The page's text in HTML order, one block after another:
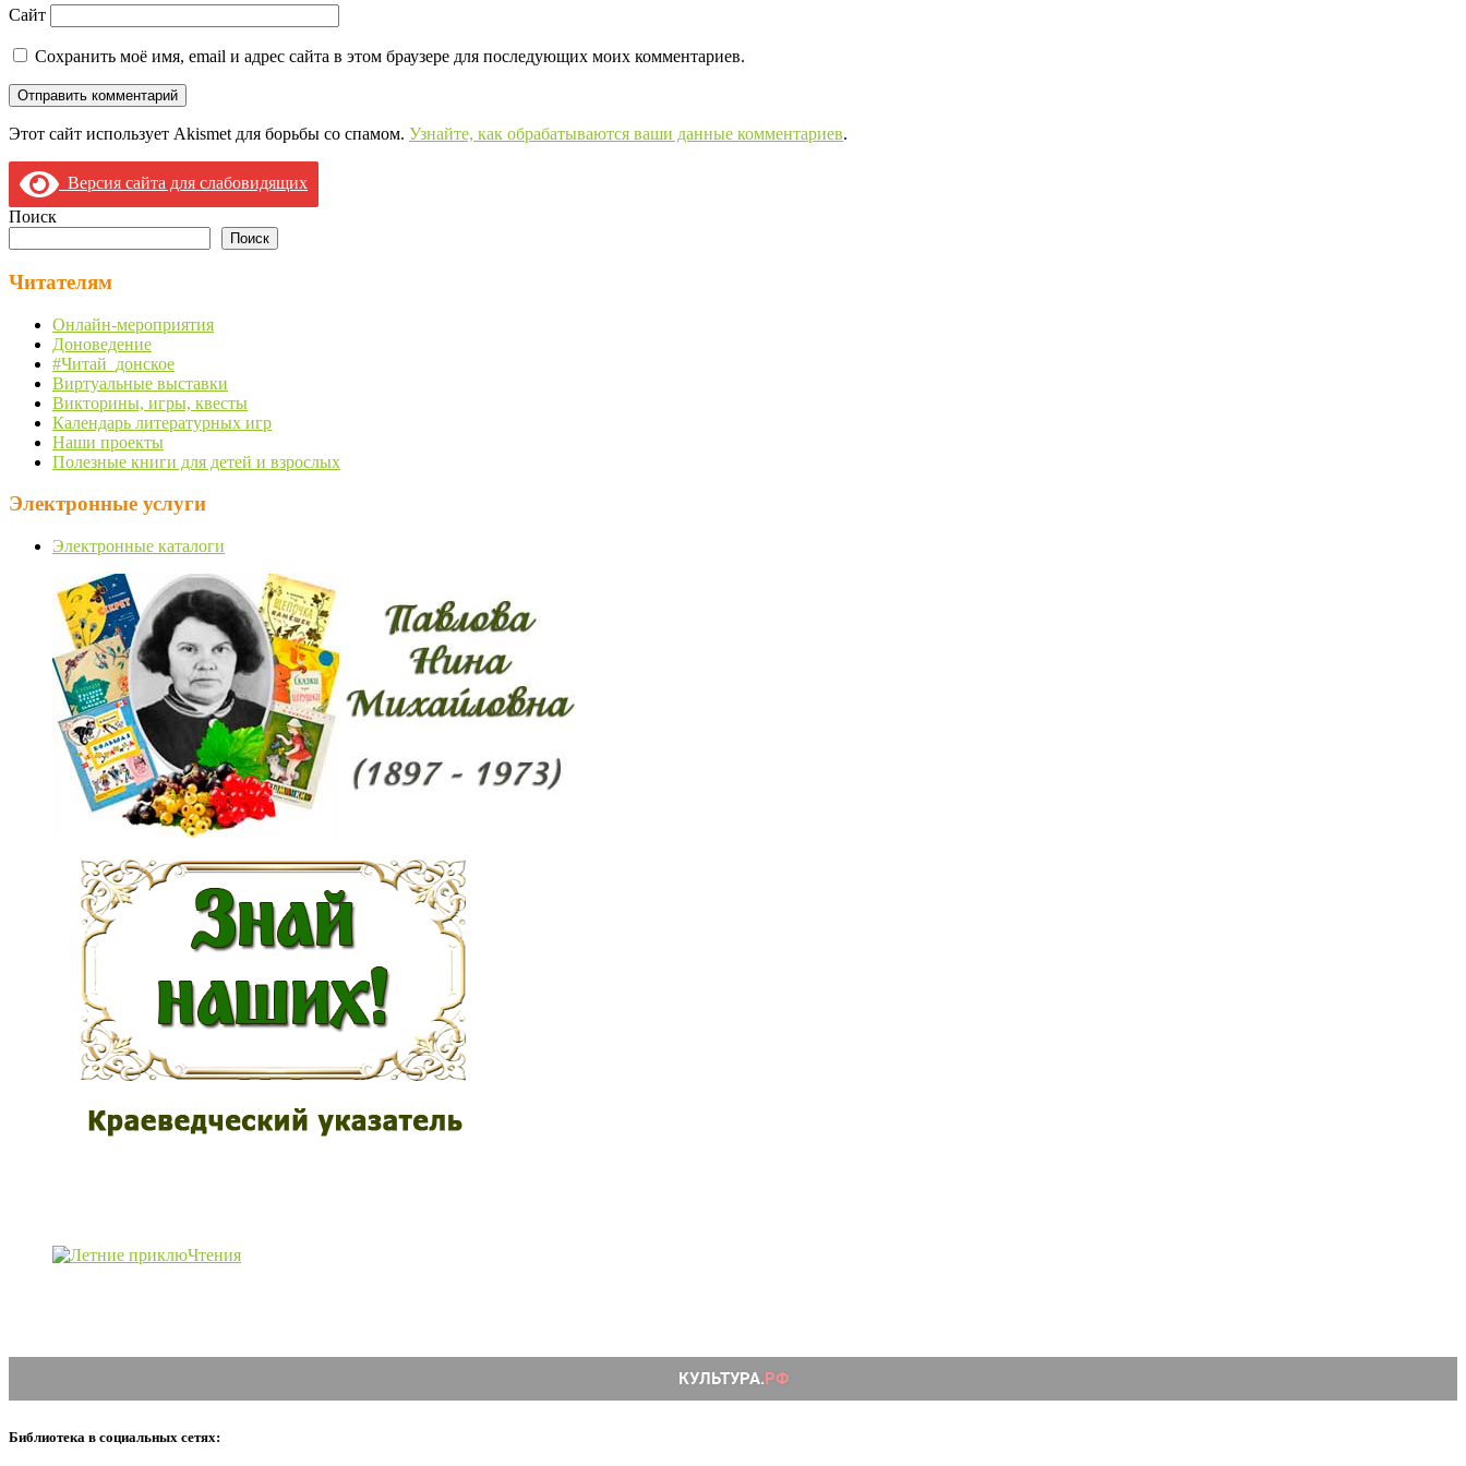
Сайт
Сохранить моё имя, email и адрес сайта в этом браузере для последующих моих комментариев.
Этот сайт использует Akismet для борьбы со спамом. Узнайте, как обрабатываются ваши данные комментариев.
Версия сайта для слабовидящих
Поиск
Поиск
Читателям
Онлайн-мероприятия
Доноведение
#Читай_донское
Виртуальные выставки
Викторины, игры, квесты
Календарь литературных игр
Наши проекты
Полезные книги для детей и взрослых
Электронные услуги
Электронные каталоги
Библиотека в социальных сетях: